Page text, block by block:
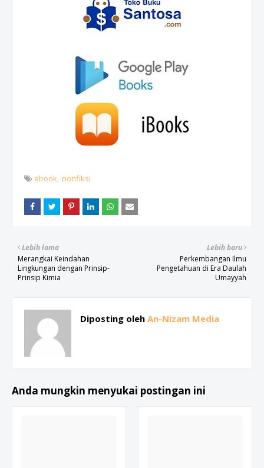
ebook nonfiksi
Lebih baru
Perkembangan Ilmu
Pengetahuan di Era Daulah
Umayyah
Lebih lama
Merangkai Keindahan
Lingkungan dengan Prinsip-
Prinsip Kimia
Diposting oleh An-Nizam Media
Anda mungkin menyukai postingan ini